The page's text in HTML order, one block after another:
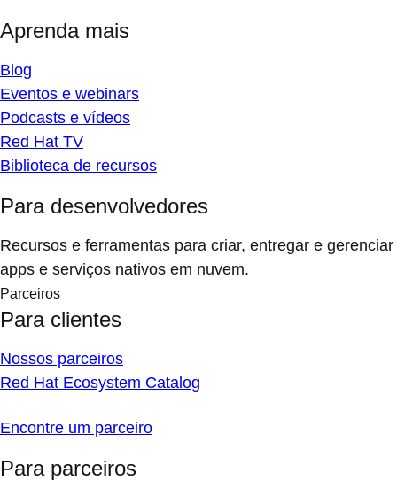
Aprenda mais
Blog
Eventos e webinars
Podcasts e vídeos
Red Hat TV
Biblioteca de recursos
Para desenvolvedores
Recursos e ferramentas para criar, entregar e gerenciar
apps e serviços nativos em nuvem.
Parceiros
Para clientes
Nossos parceiros
Red Hat Ecosystem Catalog
Encontre um parceiro
Para parceiros